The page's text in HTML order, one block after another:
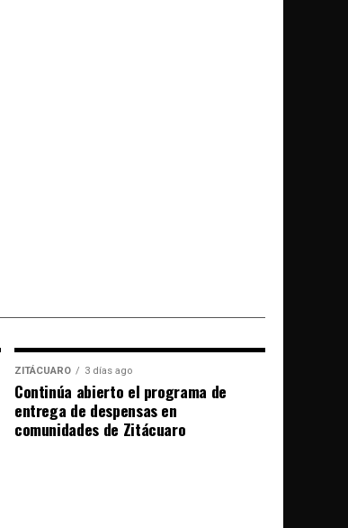
ZITÁCUARO 3 días ago
Continúa abierto el programa de
entrega de despensas en
comunidades de Zitácuaro